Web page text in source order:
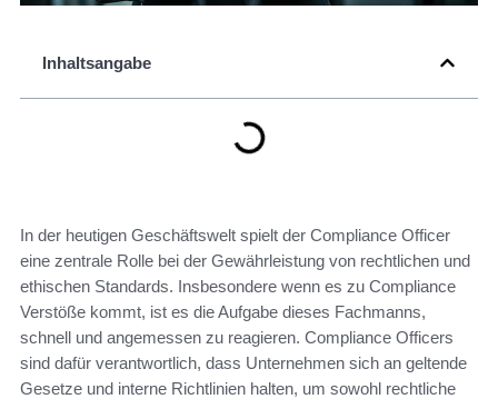
Inhaltsangabe
In der heutigen Geschäftswelt spielt der Compliance Officer
eine zentrale Rolle bei der Gewährleistung von rechtlichen und
ethischen Standards. Insbesondere wenn es zu Compliance
Verstöße kommt, ist es die Aufgabe dieses Fachmanns,
schnell und angemessen zu reagieren. Compliance Officers
sind dafür verantwortlich, dass Unternehmen sich an geltende
Gesetze und interne Richtlinien halten, um sowohl rechtliche